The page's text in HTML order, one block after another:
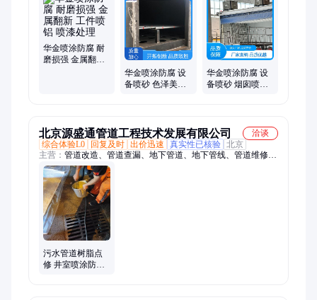
刚板、金属件、铁打磨、喷漆项、架子管、铁管喷、喷漆加、铝
加工、玻璃珠、锈钢材、护栏类、碳钢件
华金喷涂防腐 耐
磨损强 金属翻新
华金喷涂防腐 设
备喷砂 色泽美观
华金喷涂防腐 设
备喷砂 烟囱喷漆
北京源盛通管道工程技术发展有限公司
洽谈
综合体验L0
回复及时 出价迅速 真实性已核验 北京
主营： 管道改造、管道查漏、地下管道、地下管线、管道维修、
漏水检测、高压清洗管道、清理化粪池、清掏隔油池、管道置换
污水管道树脂点
修 井室喷涂防腐